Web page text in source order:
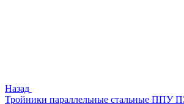
Назад
Тройники параллельные стальные ППУ